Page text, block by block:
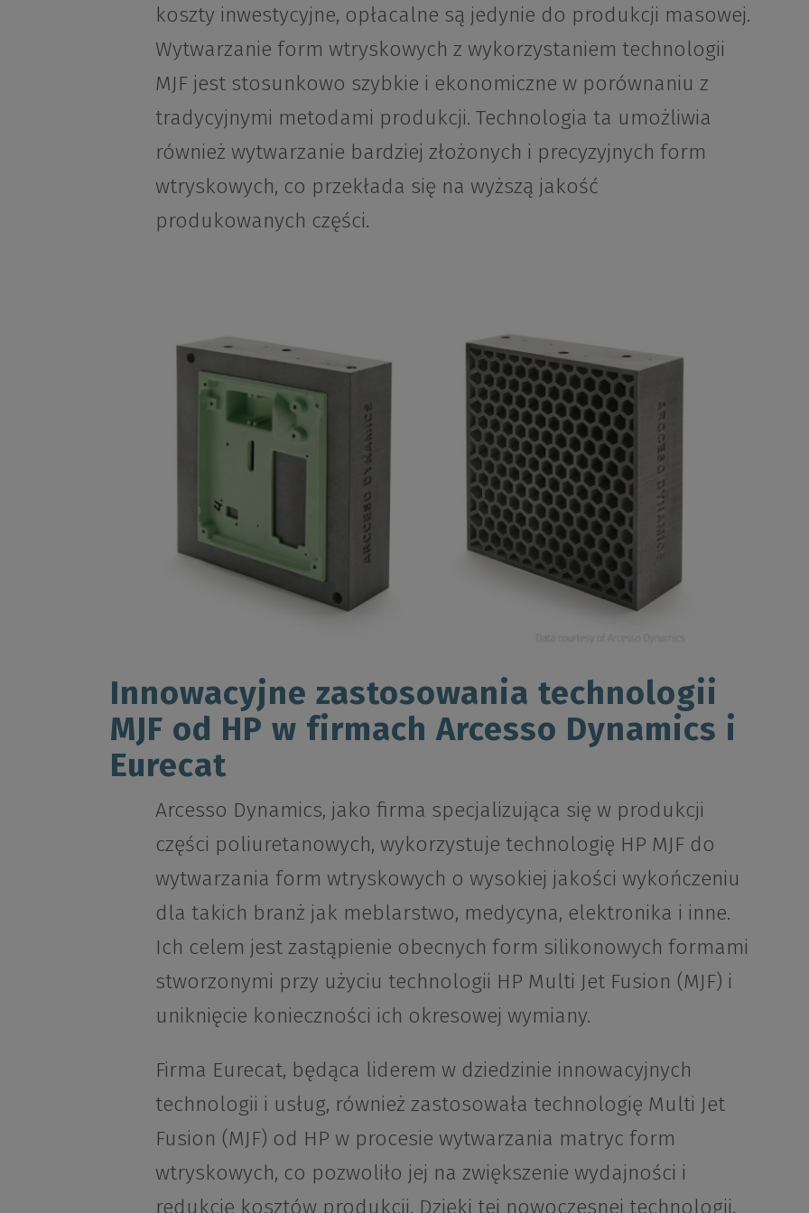
koszty inwestycyjne, opłacalne są jedynie do produkcji masowej.
Wytwarzanie form wtryskowych z wykorzystaniem technologii
MJF jest stosunkowo szybkie i ekonomiczne w porównaniu z
tradycyjnymi metodami produkcji. Technologia ta umożliwia
również wytwarzanie bardziej złożonych i precyzyjnych form
wtryskowych, co przekłada się na wyższą jakość
produkowanych części.
Innowacyjne zastosowania technologii
MJF od HP w firmach Arcesso Dynamics i
Eurecat
Arcesso Dynamics, jako firma specjalizująca się w produkcji
części poliuretanowych, wykorzystuje technologię HP MJF do
wytwarzania form wtryskowych o wysokiej jakości wykończeniu
dla takich branż jak meblarstwo, medycyna, elektronika i inne.
Ich celem jest zastąpienie obecnych form silikonowych formami
stworzonymi przy użyciu technologii HP Multi Jet Fusion (MJF) i
uniknięcie konieczności ich okresowej wymiany.
Firma Eurecat, będąca liderem w dziedzinie innowacyjnych
technologii i usług, również zastosowała technologię Multi Jet
Fusion (MJF) od HP w procesie wytwarzania matryc form
wtryskowych, co pozwoliło jej na zwiększenie wydajności i
redukcję kosztów produkcji. Dzięki tej nowoczesnej technologii,